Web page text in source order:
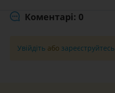
Коментарі: 0
Увійдіть або зареєструйтесь